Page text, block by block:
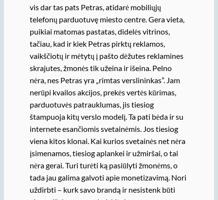
vis dar tas pats Petras, atidarė mobiliųjų
telefonų parduotuvę miesto centre. Gera vieta,
puikiai matomas pastatas, didelės vitrinos,
tačiau, kad ir kiek Petras pirktų reklamos,
vaikščiotų ir mėtytų į pašto dėžutes reklamines
skrajutes, žmonės tik užeina ir išeina. Pelno
nėra, nes Petras yra „rimtas verslininkas”. Jam
nerūpi kvailos akcijos, prekės vertės kūrimas,
parduotuvės patrauklumas, jis tiesiog
štampuoja kitų verslo modelį. Ta pati bėda ir su
internete esančiomis svetainėmis. Jos tiesiog
viena kitos klonai. Kai kurios svetainės net nėra
įsimenamos, tiesiog aplankei ir užmiršai, o tai
nėra gerai. Turi turėti ką pasiūlyti žmonėms, o
tada jau galima galvoti apie monetizavimą. Nori
uždirbti – kurk savo brandą ir nesistenk būti